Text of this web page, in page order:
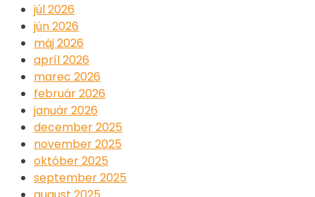
júl 2026
jún 2026
máj 2026
apríl 2026
marec 2026
február 2026
január 2026
december 2025
november 2025
október 2025
september 2025